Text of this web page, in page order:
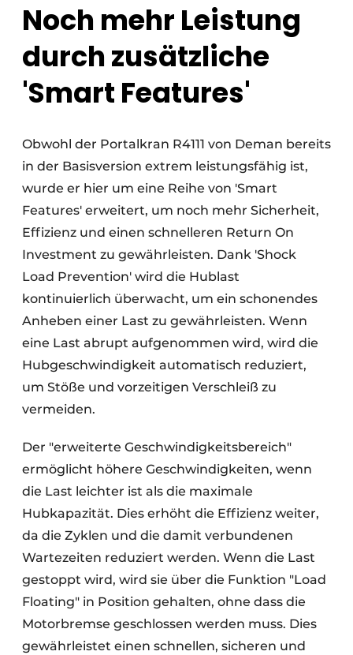
Noch mehr Leistung
durch zusätzliche
'Smart Features'
Obwohl der Portalkran R4111 von Deman bereits
in der Basisversion extrem leistungsfähig ist,
wurde er hier um eine Reihe von 'Smart
Features' erweitert, um noch mehr Sicherheit,
Effizienz und einen schnelleren Return On
Investment zu gewährleisten. Dank 'Shock
Load Prevention' wird die Hublast
kontinuierlich überwacht, um ein schonendes
Anheben einer Last zu gewährleisten. Wenn
eine Last abrupt aufgenommen wird, wird die
Hubgeschwindigkeit automatisch reduziert,
um Stöße und vorzeitigen Verschleiß zu
vermeiden.
Der "erweiterte Geschwindigkeitsbereich"
ermöglicht höhere Geschwindigkeiten, wenn
die Last leichter ist als die maximale
Hubkapazität. Dies erhöht die Effizienz weiter,
da die Zyklen und die damit verbundenen
Wartezeiten reduziert werden. Wenn die Last
gestoppt wird, wird sie über die Funktion "Load
Floating" in Position gehalten, ohne dass die
Motorbremse geschlossen werden muss. Dies
gewährleistet einen schnellen, sicheren und